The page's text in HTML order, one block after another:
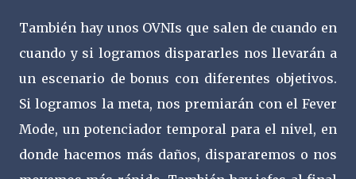
También hay unos OVNIs que salen de cuando en
cuando y si logramos dispararles nos llevarán a
un escenario de bonus con diferentes objetivos.
Si logramos la meta, nos premiarán con el Fever
Mode, un potenciador temporal para el nivel, en
donde hacemos más daños, dispararemos o nos